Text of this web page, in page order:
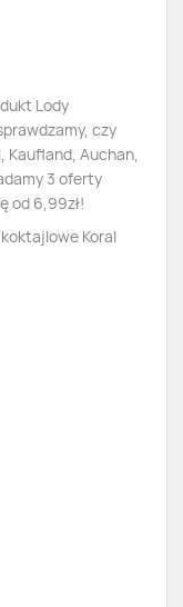
Lody
czy
Auchan,
3 oferty
od 6,99zł!
Koral